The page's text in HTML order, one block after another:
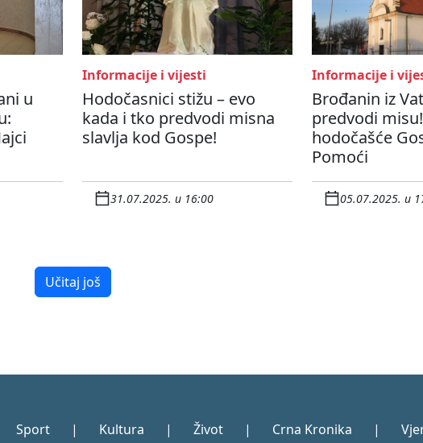
u
Informacije i vijesti
Hodočasnici stižu – evo
kada i tko predvodi misna
slavlja kod Gospe!
31.07.2025. u 16:00
Informacije i
Brođanin iz
predvodi
hodočašće
Pomoći
05.07.2025. u
Učitaj još
Sport | Kultura | Život | Crna Kronika |